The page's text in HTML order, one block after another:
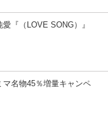
『（LOVE SONG）』
名物45％増量キャンペ